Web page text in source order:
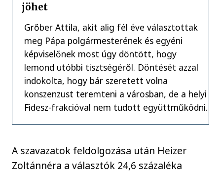
jöhet
Grőber Attila, akit alig fél éve választottak
meg Pápa polgármesterének és egyéni
képviselőnek most úgy döntött, hogy
lemond utóbbi tisztségéről. Döntését azzal
indokolta, hogy bár szeretett volna
konszenzust teremteni a városban, de a helyi
Fidesz-frakcióval nem tudott együttműködni.
A szavazatok feldolgozása után Heizer
Zoltánnéra a választók 24,6 százaléka